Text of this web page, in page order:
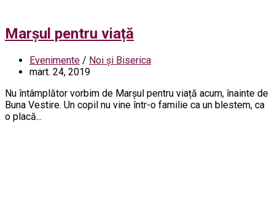
Marșul pentru viață
Evenimente / Noi și Biserica
mart. 24, 2019
Nu întâmplător vorbim de Marșul pentru viață acum, înainte de
Buna Vestire. Un copil nu vine într-o familie ca un blestem, ca
o placă...